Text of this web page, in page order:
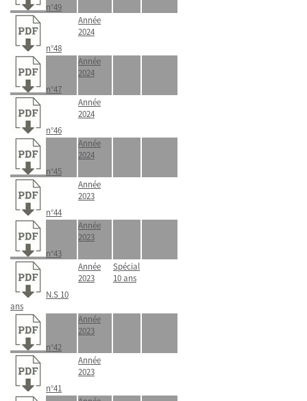
n°49
n°48
Année
2024
n°47
Année
2024
n°46
Année
2024
n°45
Année
2024
n°44
Année
2023
n°43
Année
2023
N.S 10
ans
Année
2023
Spécial
10 ans
n°42
Année
2023
n°41
Année
2023